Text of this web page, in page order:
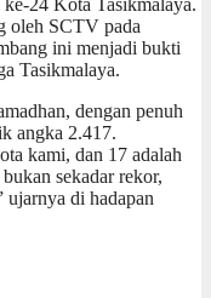
oleh SCTV pada
ini menjadi bukti
Tasikmalaya.
dengan penuh
angka 2.417.
kami, dan 17 adalah
sekadar rekor,
ujarnya di hadapan